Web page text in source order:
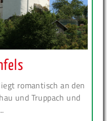
romantisch an den
und Truppach und